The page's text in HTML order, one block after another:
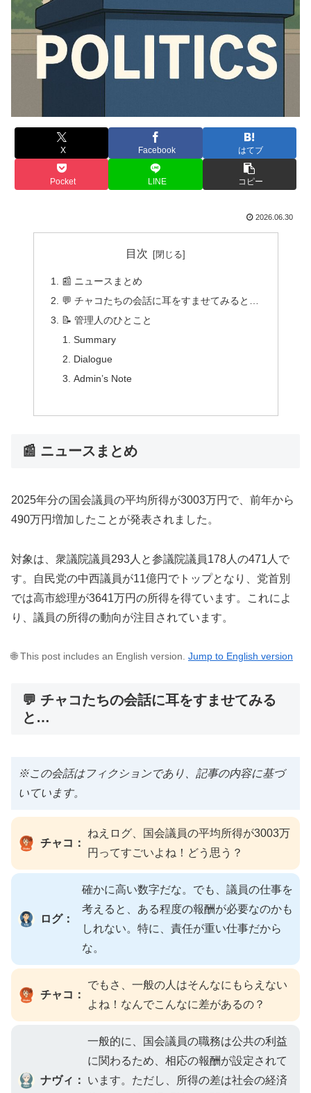
X Facebook はてブ
Pocket LINE コピー
2026.06.30
目次
📰 ニュースまとめ
💬 チャコたちの会話に耳をすませてみると…
📝 管理人のひとこと
Summary
Dialogue
Admin’s Note
📰 ニュースまとめ
2025年分の国会議員の平均所得が3003万円で、前年から
490万円増加したことが発表されました。
対象は、衆議院議員293人と参議院議員178人の471人で
す。自民党の中西議員が11億円でトップとなり、党首別
では高市総理が3641万円の所得を得ています。これによ
り、議員の所得の動向が注目されています。
🌐 This post includes an English version. Jump to English version
💬 チャコたちの会話に耳をすませてみる
と…
※この会話はフィクションであり、記事の内容に基づ
いています。
チャコ：
ねえログ、国会議員の平均所得が3003万
円ってすごいよね！どう思う？
ログ：
確かに高い数字だな。でも、議員の仕事を
考えると、ある程度の報酬が必要なのかも
しれない。特に、責任が重い仕事だから
な。
チャコ：
でもさ、一般の人はそんなにもらえない
よね！なんでこんなに差があるの？
ナヴィ：
一般的に、国会議員の職務は公共の利益
に関わるため、相応の報酬が設定されて
います。ただし、所得の差は社会の経済